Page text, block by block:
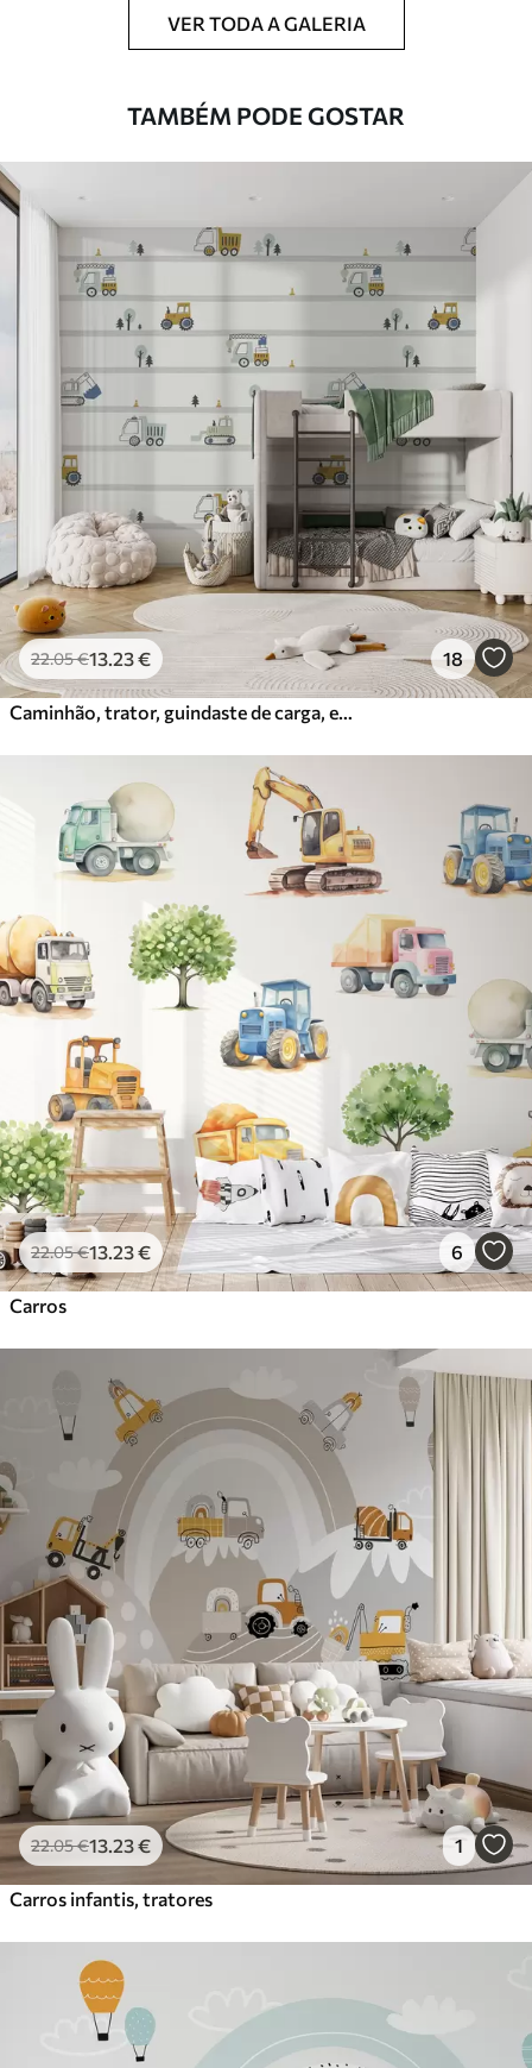
esponja macia. Murais de parede com
revestimento de verniz podem ser limpos
Aplicação perfeita
Materiais disponíveis
Standard
.0027.00€/m²
Premium
.00 € /m²
Vinil Premium
65.0039.00€ /m²
Peel and Stick
81.6749.00€/m²
VER TODA A GALERIA
TAMBÉM PODE GOSTAR
22.05€13 .23€ 18
22.05€13 .23€ 6
Carros
22.05€13 .23€ 1
Carros infantis, tratores